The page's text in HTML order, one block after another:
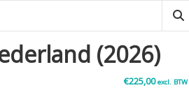
(2026)
€225,00 excl. BTW